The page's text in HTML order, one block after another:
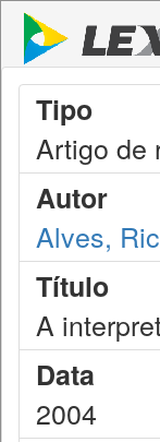
Tipo
Artigo de
Autor
Alves,
Título
A
Data
2004